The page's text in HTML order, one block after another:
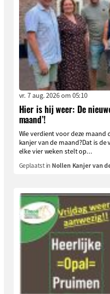
vr. 7 aug. 2026 om 05:10
Hier is hij weer: De
maand’!
Wie verdient voor deze maand
kanjer van de maand?Dat is de
elke vier weken stelt op...
Geplaatst in Nollen Kanjer van